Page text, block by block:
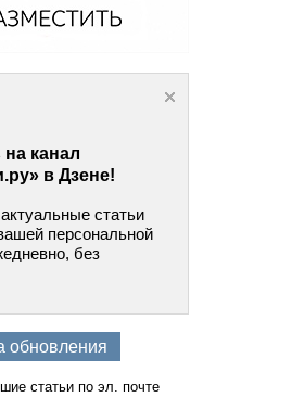
канал
в Дзене!
статьи
персональной
без
обновления
статьи по эл. почте